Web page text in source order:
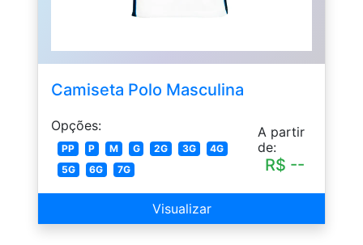
Camiseta Polo Masculina
Opções:
PP P M G 2G 3G
4G
5G
6G 7G
A partir
de:
R$ --
Visualizar